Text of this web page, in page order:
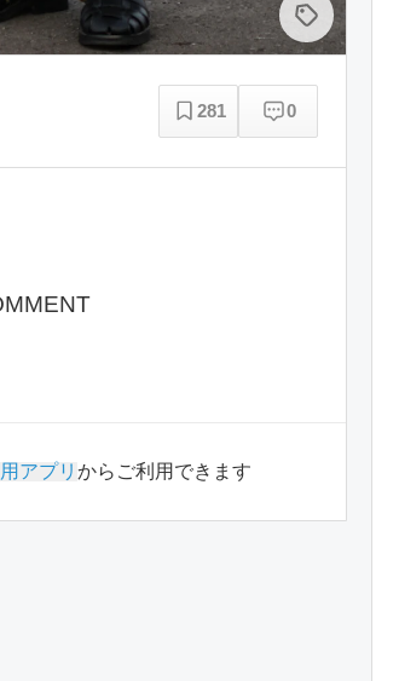
281 0
アプリ からご利用できます